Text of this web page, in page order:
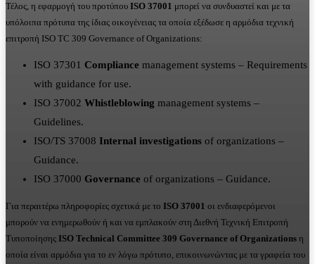
Τέλος, η εφαρμογή του προτύπου ISO 37001 μπορεί να συνδυαστεί και με τα
υπόλοιπα πρότυπα της ίδιας οικογένειας τα οποία εξέδωσε η αρμόδια τεχνική
επιτροπή ISO TC 309 Governance of Organizations:
ISO 37301 Compliance management systems – Requirements
with guidance for use.
ISO 37002 Whistleblowing management systems –
Guidelines.
ISO/TS 37008 Internal investigations of organizations –
Guidance.
ISO 37000 Governance of organizations – Guidance.
Για περαιτέρω πληροφορίες σχετικά με το ISO 37001 οι ενδιαφερόμενοι
μπορούν να ενημερωθούν ή και να εμπλακούν στη Διεθνή Τεχνική Επιτροπή
Τυποποίησης ISO Technical Committee 309 Governance of Organizations η
οποία είναι αρμόδια για το εν λόγω πρότυπο, επικοινωνώντας με τα γραφεία του